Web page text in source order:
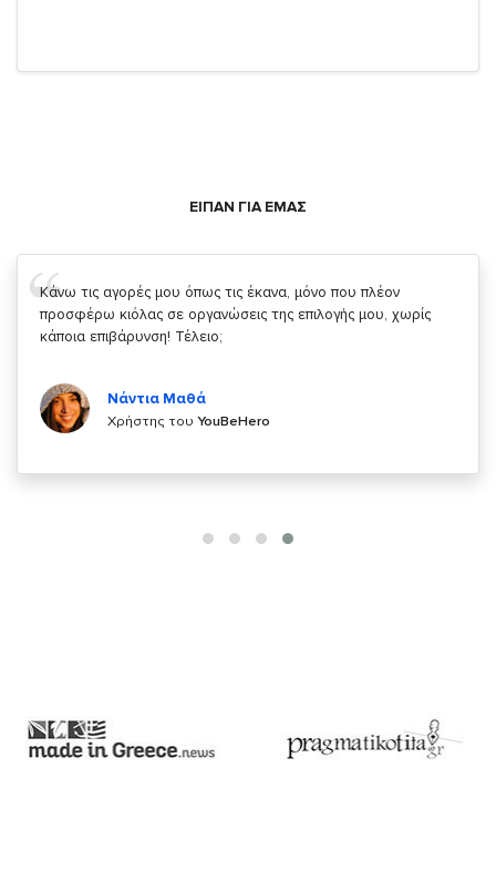
ΕΙΠΑΝ ΓΙΑ ΕΜΑΣ
Σας ευχαριστώ που μας δίνετε την δυνατότητα να κάνουμε
κάτι!
Χρήστης τουYouBeHero